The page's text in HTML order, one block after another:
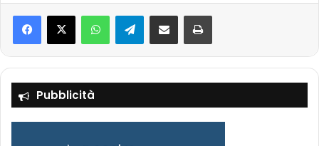
Telegram
Pubblicità